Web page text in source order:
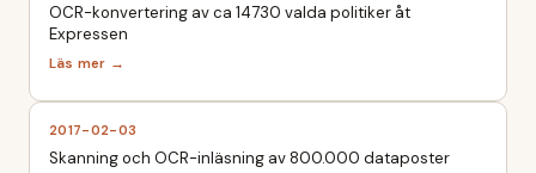
OCR-konvertering av ca 14730 valda politiker åt
Expressen
2017-02-03
Skanning och OCR-inläsning av 800.000 dataposter